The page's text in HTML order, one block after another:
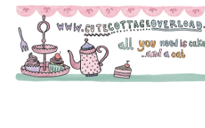
Zum
Inhalt
springen